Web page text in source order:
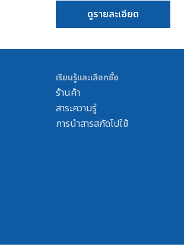
ดูรายละเอียด
เรียนรู้และเลือกซื้อ
ร้านค้า
สาระความรู้
การนำสารสกัดไปใช้